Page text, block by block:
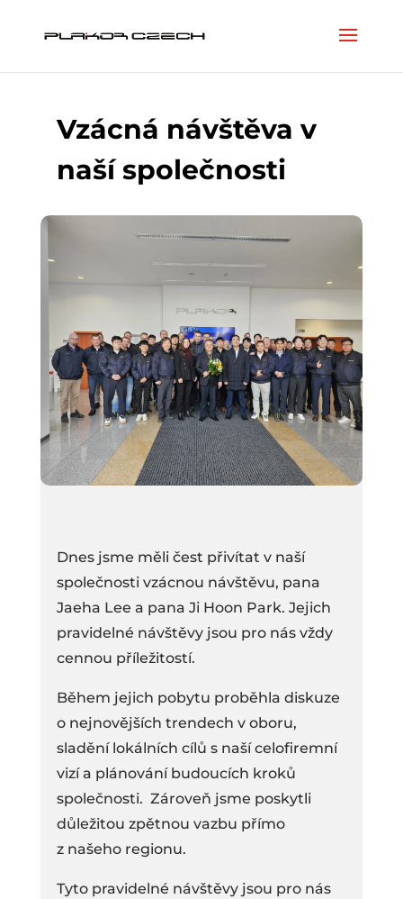
Vzácná návštěva v
naší společnosti
Dnes jsme měli čest přivítat v naší
společnosti vzácnou návštěvu, pana
Jaeha Lee a pana Ji Hoon Park. Jejich
pravidelné návštěvy jsou pro nás vždy
cennou příležitostí.
Během jejich pobytu proběhla diskuze
o nejnovějších trendech v oboru,
sladění lokálních cílů s naší celofiremní
vizí a plánování budoucích kroků
společnosti. Zároveň jsme poskytli
důležitou zpětnou vazbu přímo
z našeho regionu.
Tyto pravidelné návštěvy jsou pro nás